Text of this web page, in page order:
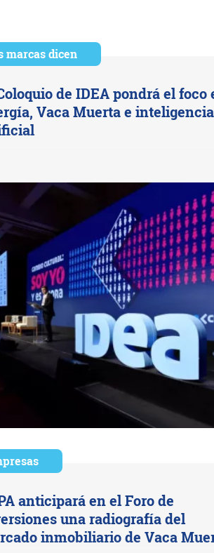
marcas dicen
de IDEA pondrá el foco
Vaca Muerta e inteligencia
anticipará en el Foro de
una radiografía del
inmobiliario de Vaca